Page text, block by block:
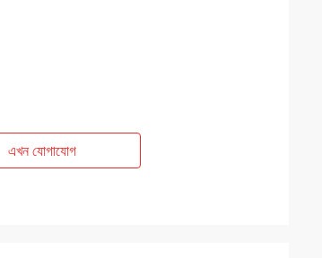
এখন যোগাযোগ